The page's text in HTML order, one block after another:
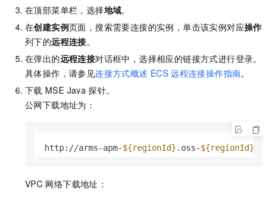
在顶部菜单栏，选择地域。
在创建实例页面，搜索需要连接的实例，单击该实例对应操作
列下的远程连接。
在弹出的远程连接对话框中，选择相应的链接方式进行登录。
具体操作，请参见连接方式概述 ECS 远程连接操作指南。
下载 MSE Java 探针。
公网下载地址为：
http://arms-apm-${regionId} .oss-${regionId}
VPC 网络下载地址：